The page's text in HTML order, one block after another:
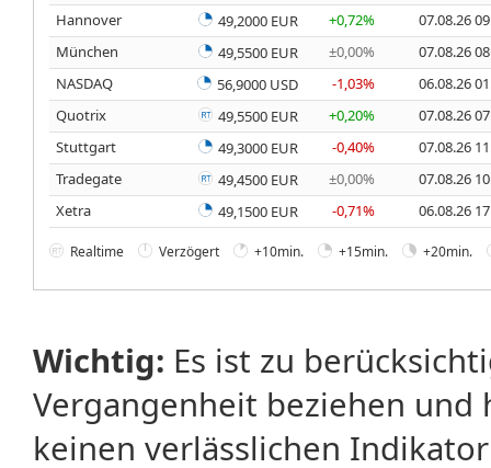
Hannover
49,2000 EUR +0,72%
07.08.26
München
49,5500 EUR ±0,00%
07.08.26
NASDAQ
56,9000 USD -1,03%
06.08.26
Quotrix
49,5500 EUR +0,20%
07.08.26
Stuttgart
49,3000 EUR -0,40%
07.08.26
Tradegate
49,4500 EUR ±0,00%
07.08.26
Xetra
49,1500 EUR -0,71% 06.08.26
Realtime Verzögert +10min. +15min. +20min.
Wichtig: Es ist zu
Vergangenheit beziehen
keinen verlässlichen